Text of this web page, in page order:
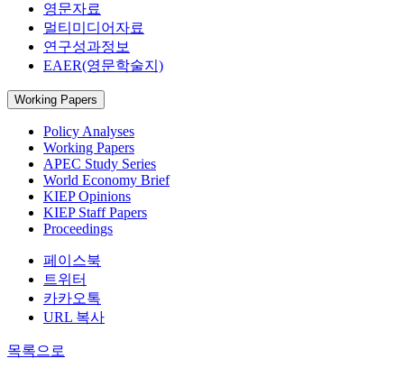
영문자료
멀티미디어자료
연구성과정보
EAER(영문학술지)
Working Papers
Policy Analyses
Working Papers
APEC Study Series
World Economy Brief
KIEP Opinions
KIEP Staff Papers
Proceedings
페이스북
트위터
카카오톡
URL 복사
목록으로